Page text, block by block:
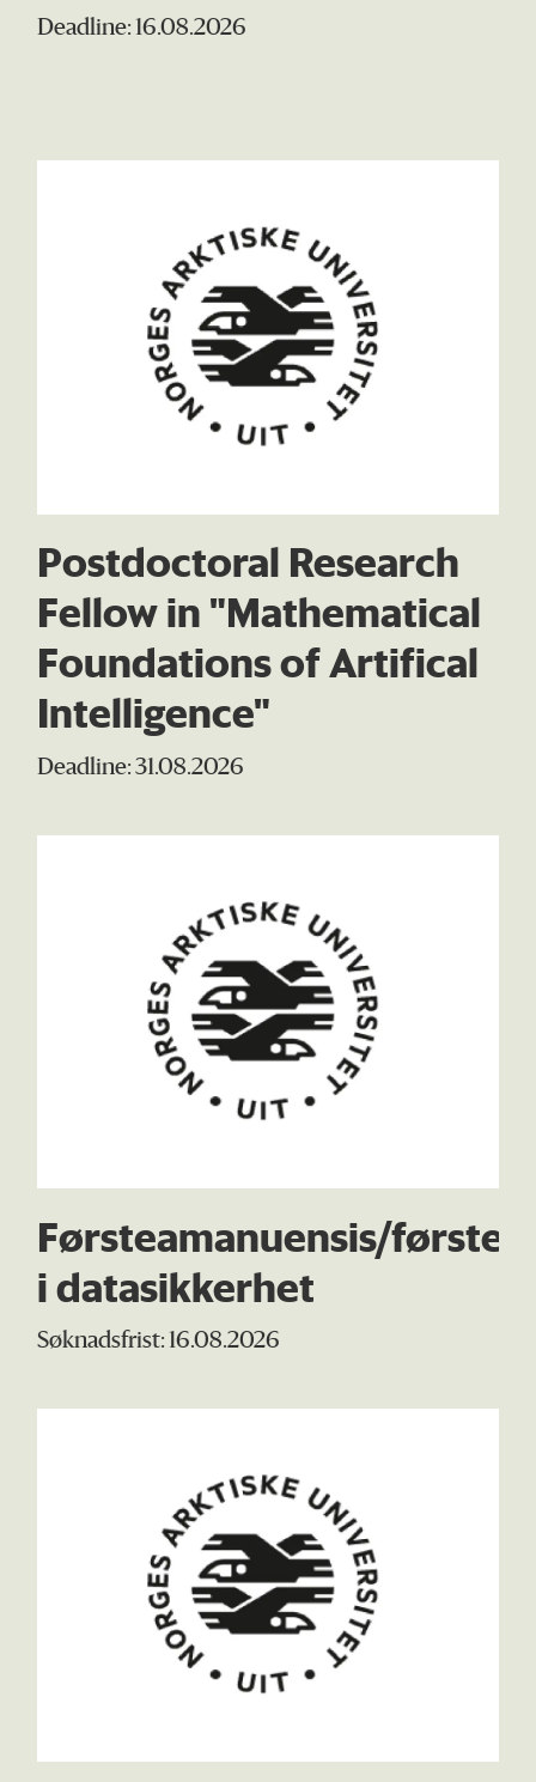
Deadline: 16.08.2026
Postdoctoral Research
Fellow in "Mathematical
Foundations of Artifical
Intelligence"
Deadline: 31.08.2026
Førsteamanuensis/
i datasikkerhet
Søknadsfrist: 16.08.2026